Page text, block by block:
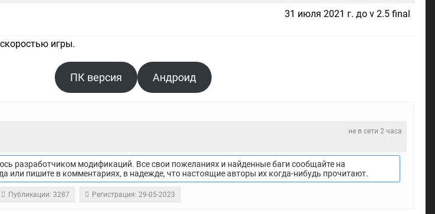
31 июля 2021 г. до v 2.5 final
игры.
ПК версия Андроид
не в сети 2 часа
разработчиком модификаций. Все свои пожеланиях и найденные баги сообщайте на
или пишите в комментариях, в надежде, что настоящие авторы их когда-нибудь прочитают.
Публикации: 3287 Регистрация: 29-05-2023